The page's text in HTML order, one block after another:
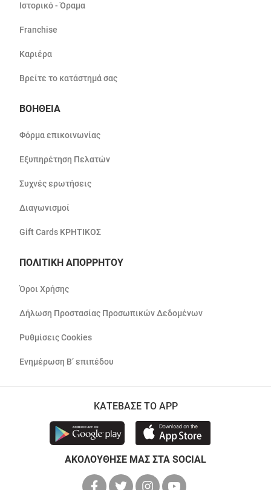
Ιστορικό - Όραμα
Franchise
Καριέρα
Βρείτε το κατάστημά σας
ΒΟΗΘΕΙΑ
Φόρμα επικοινωνίας
Εξυπηρέτηση Πελατών
Συχνές ερωτήσεις
Διαγωνισμοί
Gift Cards ΚΡΗΤΙΚΟΣ
ΠΟΛΙΤΙΚΗ ΑΠΟΡΡΗΤΟΥ
Όροι Χρήσης
Δήλωση Προστασίας Προσωπικών Δεδομένων
Ρυθμίσεις Cookies
Ενημέρωση Β’ επιπέδου
ΚΑΤΕΒΑΣΕ ΤΟ APP
ΑΚΟΛΟΥΘΗΣΕ ΜΑΣ ΣΤΑ SOCIAL